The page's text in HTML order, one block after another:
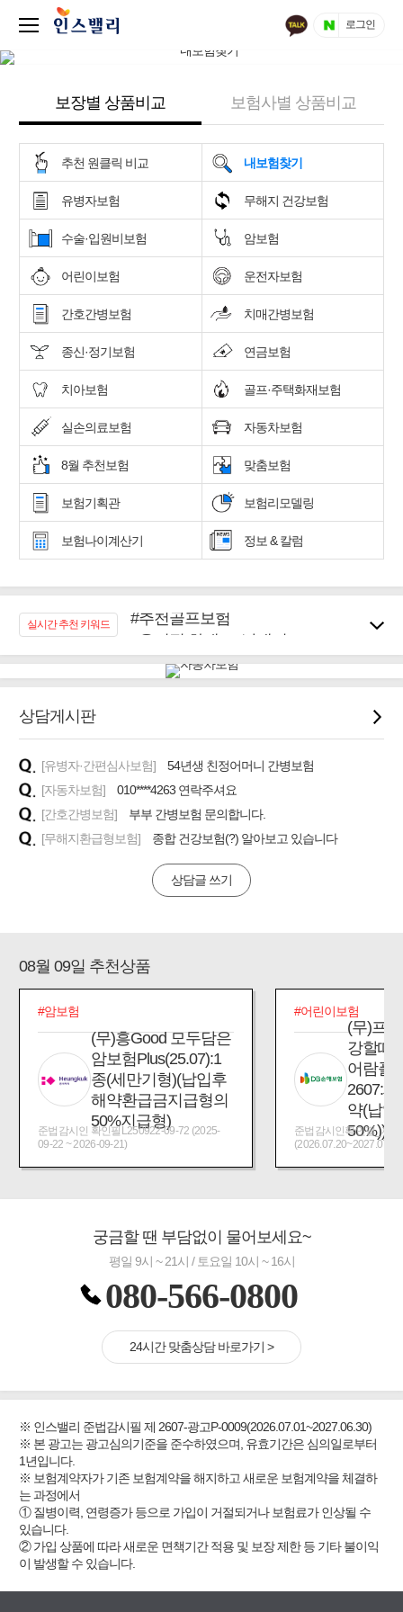
로그인
보장별 상품비교 보험사별 상품비교
추천 원클릭 비교 내보험찾기
유병자보험 무해지 건강보험
수술·입원비보험 암보험
어린이보험 운전자보험
간호간병보험 치매간병보험
종신·정기보험 연금보험
치아보험 골프·주택화재보험
실손의료보험 자동차보험
8월 추천보험 맞춤보험
보험기획관 보험리모델링
보험나이계산기 정보 & 칼럼
실시간 추천 키워드
#추천골프보험
#우리집 화재, 도난대비
#노후대비 연금재테크!
#임플란트, 치아치료보장
#무해지 건강보험
#바뀌기전에 4세대 가입
상담게시판
[유병자·간편심사보험]
54년생 친정어머니 간병보험
[자동차보험]
010****4263 연락주셔요
[간호간병보험]
부부 간병보험 문의합니다.
[무해지환급형보험]
종합 건강보험(?) 알아보고 있습니다
상담글 쓰기
08월 09일 추천상품
#암보험
(무)흥Good 모두담은
암보험Plus(25.07):1
종(세만기형)(납입후
해약환급금지급형의
50%지급형)
준법감시인 확인필L250922-09-72 (2025-
09-22 ~ 2026-09-21)
#어린이보험
(무)프
강할때
어람플
2607:
약(납입
50%))
준법감시인확인필_제
궁금할 땐 부담없이 물어보세요~
평일 9시 ~ 21시 / 토요일 10시 ~ 16시
080-566-0800
24시간 맞춤상담 바로가기 >
※ 인스밸리 준법감시필 제 2607-광고P-0009(2026.07.01~2027.06.30)
※ 본 광고는 광고심의기준을 준수하였으며, 유효기간은 심의일로부터
1년입니다.
※ 보험계약자가 기존 보험계약을 해지하고 새로운 보험계약을 체결하
는 과정에서
① 질병이력, 연령증가 등으로 가입이 거절되거나 보험료가 인상될 수
있습니다.
② 가입 상품에 따라 새로운 면책기간 적용 및 보장 제한 등 기타 불이익
이 발생할 수 있습니다.